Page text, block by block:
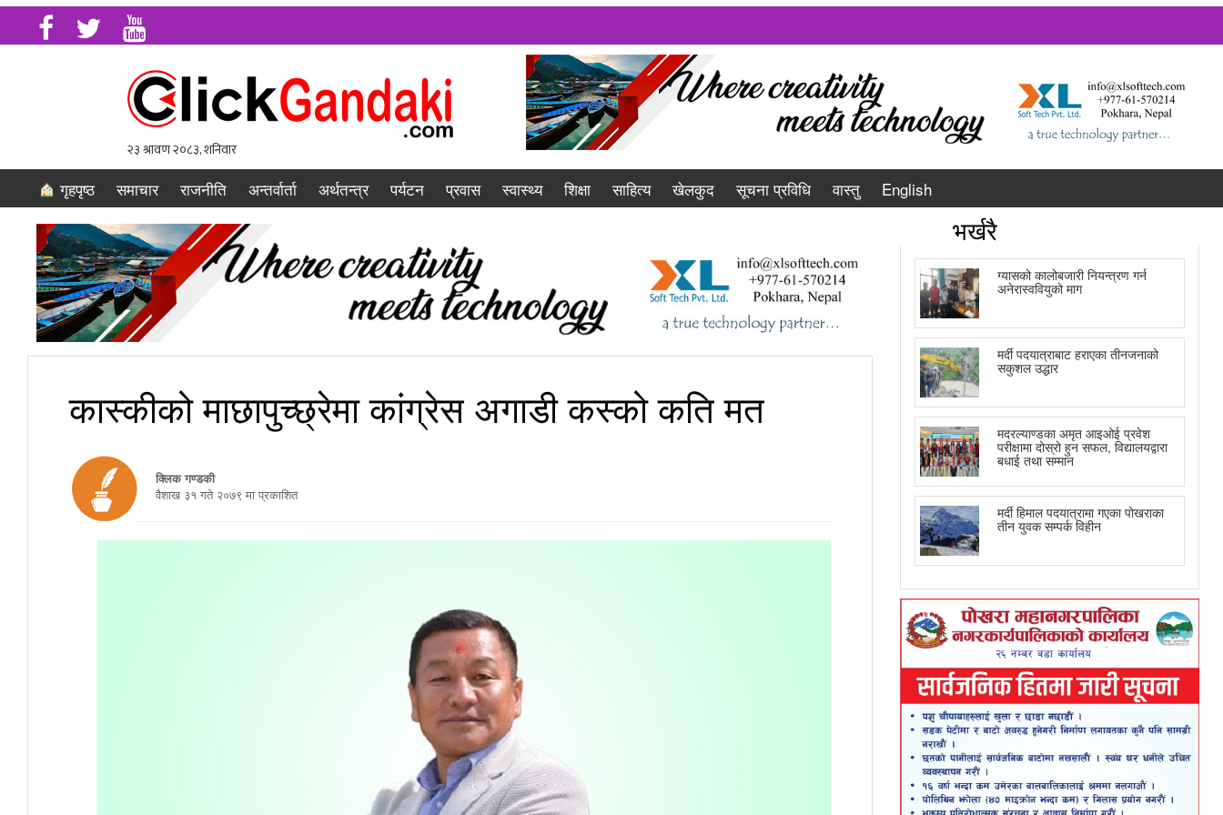
गृहपृष्ठ समाचार राजनीति अन्तर्वार्ता अर्थतन्त्र पर्यटन प्रवास स्वास्थ्य शिक्षा साहित्य खेलकुद सूचना प्रविधि वास्तु English
कास्कीको माछापुच्छ्रेमा कांग्रेस अगाडी कस्को कति मत
क्लिक गण्डकी
वैशाख ३१ गते २०७९ मा प्रकाशित
भर्खरै
ग्यासको कालोबजारी नियन्त्रण गर्न
अनेरास्ववियुको माग
मर्दी पदयात्राबाट हराएका तीनजनाको
सकुशल उद्धार
मदरल्याण्डका अमृत आइओई प्रवेश
परीक्षामा दोस्रो हुन सफल, विद्यालयद्वारा
बधाई तथा सम्मान
मर्दी हिमाल पदयात्रामा गएका पोखराका
तीन युवक सम्पर्क विहीन